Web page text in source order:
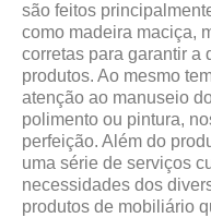
são feitos
como madeira maciça,
corretas para garantir a
produtos. Ao mesmo
atenção ao manuseio
polimento ou pintura,
perfeição. Além do
uma série de serviços
necessidades dos
produtos de mobiliário